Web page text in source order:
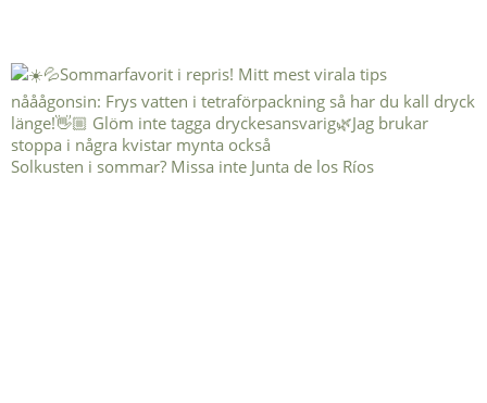
Solkusten i sommar? Missa inte Junta de los Ríos